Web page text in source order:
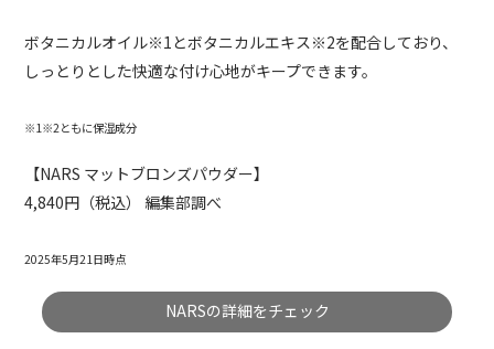
ボタニカルオイル※1とボタニカルエキス※2を配合しており、
しっとりとした快適な付け心地がキープできます。
※1※2ともに保湿成分
【NARS マットブロンズパウダー】
4,840円（税込） 編集部調べ
2025年5月21日時点
NARSの詳細をチェック